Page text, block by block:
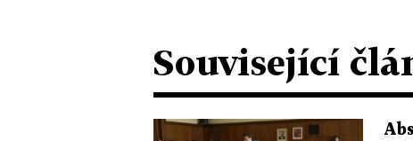
Související